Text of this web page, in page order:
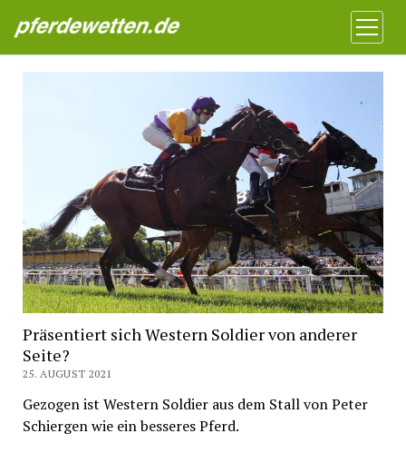
Pferdewetten News
Menü
öffnen
Präsentiert sich Western Soldier von anderer
Seite?
25. AUGUST 2021
Gezogen ist Western Soldier aus dem Stall von Peter
Schiergen wie ein besseres Pferd.